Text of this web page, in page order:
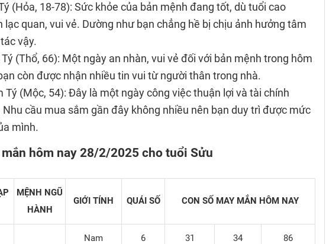
(Hỏa, 18-78): Sức khỏe của bản mệnh đang tốt, dù tuổi cao
lạc quan, vui vẻ. Dường như bạn chẳng hề bị chịu ảnh hưởng tâm
vậy.
(Thổ, 66): Một ngày an nhàn, vui vẻ đối với bản mệnh trong hôm
còn được nhận nhiều tin vui từ người thân trong nhà.
Tý (Mộc, 54): Đây là một ngày công việc thuận lợi và tài chính
cầu mua sắm gần đây không nhiều nên bạn duy trì được mức
mình.
hôm nay 28/2/2025 cho tuổi Sửu
MỆNH NGŨ
HÀNH
GIỚI TÍNH QUÁI SỐ CON SỐ MAY MẮN HÔM NAY
Nam 6 31 34 86